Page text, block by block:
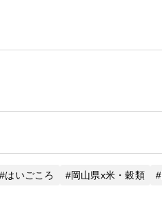
はいごころ 岡山県x米・穀類